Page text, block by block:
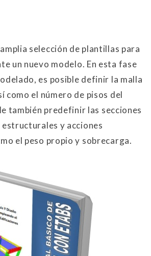
selección de plantillas para
un nuevo modelo. En esta fase
es posible definir la malla
como el número de pisos del
también predefinir las secciones
y acciones
el peso propio y sobrecarga.